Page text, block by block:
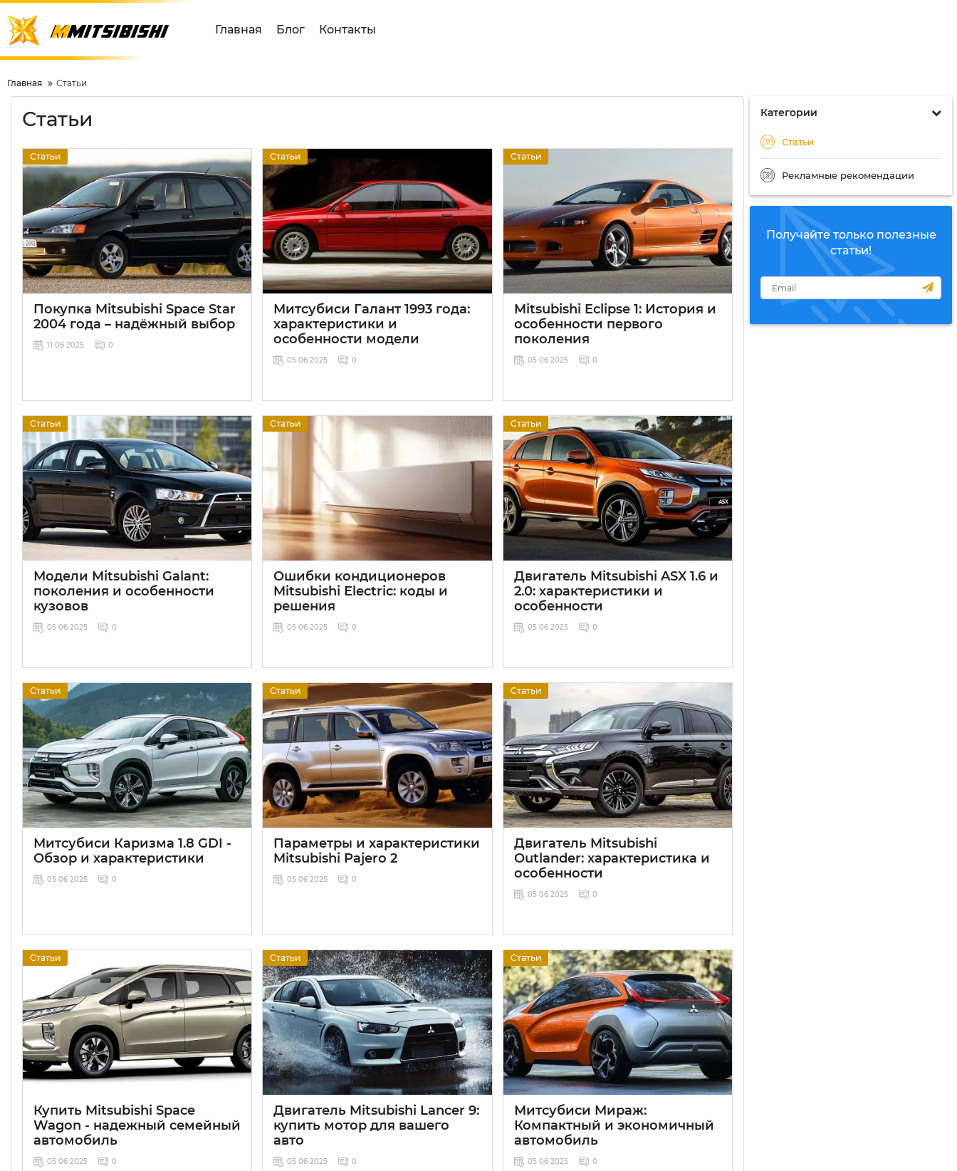
Главная Блог Контакты
Главная Статьи
Категории
Статьи
Рекламные рекомендации
Получайте только полезные
статьи!
Статьи
Статьи
Покупка Mitsubishi Space Star
2004 года – надёжный выбор
11 06 2025 0
Статьи
Митсубиси Галант 1993 года:
характеристики и
особенности модели
05 06 2025 0
Статьи
Mitsubishi Eclipse 1: История и
особенности первого
поколения
05 06 2025 0
Статьи
Модели Mitsubishi Galant:
поколения и особенности
кузовов
05 06 2025 0
Статьи
Ошибки кондиционеров
Mitsubishi Electric: коды и
решения
05 06 2025 0
Статьи
Двигатель Mitsubishi ASX 1.6 и
2.0: характеристики и
особенности
05 06 2025 0
Статьи
Митсубиси Каризма 1.8 GDI -
Обзор и характеристики
05 06 2025 0
Статьи
Параметры и характеристики
Mitsubishi Pajero 2
05 06 2025 0
Статьи
Двигатель Mitsubishi
Outlander: характеристика и
особенности
05 06 2025 0
Статьи
Купить Mitsubishi Space
Wagon - надежный семейный
автомобиль
05 06 2025 0
Статьи
Двигатель Mitsubishi Lancer 9:
купить мотор для вашего
авто
05 06 2025 0
Статьи
Митсубиси Мираж:
Компактный и экономичный
автомобиль
05 06 2025 0